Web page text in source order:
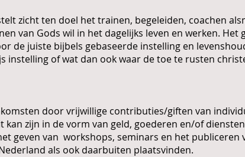
zicht ten doel het trainen, begeleiden, coachen
van Gods wil in het dagelijks leven en werken. Het
de juiste bijbels gebaseerde instelling en
instelling of wat dan ook waar de toe te rusten
door vrijwillige contributies/giften van
kan zijn in de vorm van geld, goederen en/of
geven van workshops, seminars en het publiceren
als ook daarbuiten plaatsvinden.